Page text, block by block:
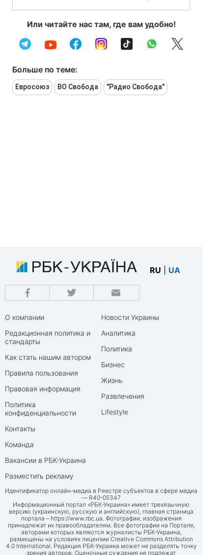
Или читайте нас там, где вам удобно!
Больше по теме:
Евросоюз ВО Свобода "Радио Свобода"
RU UA
О компании
Редакционная политика и
стандарты
Как стать нашим автором
Правила пользования
Правовая информация
Политика
конфиденциальности
Контакты
Команда
Вакансии в РБК-Украина
Разместить рекламу
Новости Украины
Аналитика
Политика
Бизнес
Жизнь
Развлечения
Lifestyle
Идентификатор онлайн-медиа в Реестре субъектов в сфере медиа
— R40-05347
Информационный портал «РБК-Украина» имеет трехязычную
версию (украинскую, русскую и английскую), главная страница
портала – https://www.rbc.ua. Фотографии, изображения
принадлежат их правообладателям. Все фотографии на Портале,
авторами которых являются журналисты РБК-Украина,
размещены на условиях лицензии Creative Commons Attribution
4.0 International. Редакция РБК-Украина может не разделять точку
зрения авторов. Оценочные суждения не подлежат